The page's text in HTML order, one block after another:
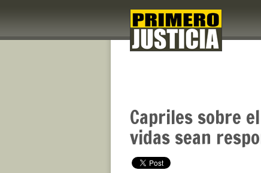
Capriles sobre
vidas sean